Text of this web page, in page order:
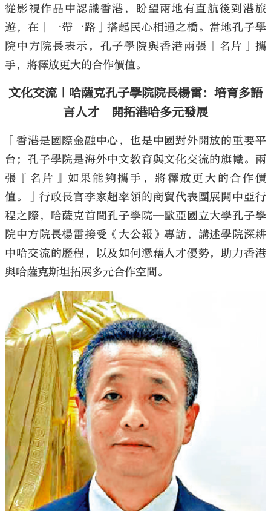
從影視作品中認識香港，盼望兩地有直航後到港旅
遊，在「一帶一路」搭起民心相通之橋。當地孔子學
院中方院長表示，孔子學院與香港兩張「名片」攜
手，將釋放更大的合作價值。
文化交流｜哈薩克孔子學院院長楊雷：培育多語
言人才 開拓港哈多元發展
「香港是國際金融中心，也是中國對外開放的重要平
台；孔子學院是海外中文教育與文化交流的旗幟。兩
張『名片』如果能夠攜手，將釋放更大的合作價
值。」行政長官李家超率領的商貿代表團展開中亞行
程之際，哈薩克首間孔子學院─歐亞國立大學孔子學
院中方院長楊雷接受《大公報》專訪，講述學院深耕
中哈交流的歷程，以及如何憑藉人才優勢，助力香港
與哈薩克斯坦拓展多元合作空間。